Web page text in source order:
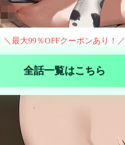
＼最大99％OFFクーポンあり！／
全話一覧はこちら